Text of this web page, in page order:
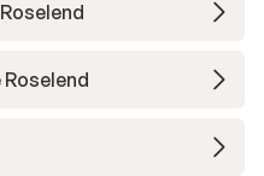
Roselend